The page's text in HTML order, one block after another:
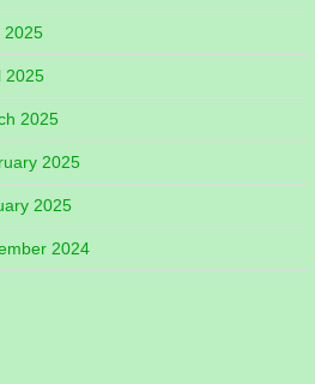
2025
2025
2025
2025
2025
2024